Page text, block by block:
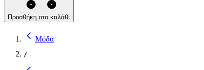
Προσθήκη στο καλάθι
Μόδα
/